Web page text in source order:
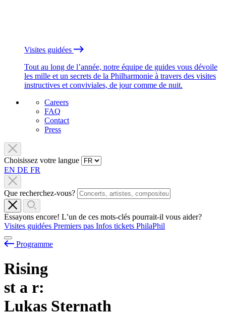
Visites guidées
Tout au long de l’année, notre équipe de guides vous dévoile
les mille et un secrets de la Philharmonie à travers des visites
instructives et conviviales, de jour comme de nuit.
Careers
FAQ
Contact
Press
Choisissez votre langue
EN DE FR
Que recherchez-vous?
Essayons encore! L’un de ces mots-clés pourrait-il vous aider?
Visites guidées Premiers pas Infos tickets PhilaPhil
Programme
Rising
st a r:
Lukas Sternath